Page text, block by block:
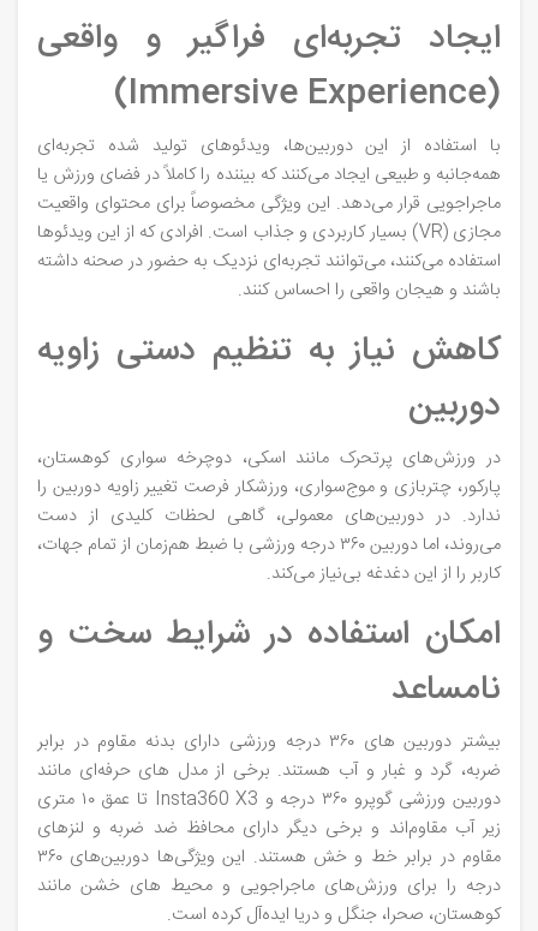
ایجاد تجربه‌ای فراگیر و واقعی
(Immersive Experience)
با استفاده از این دوربین‌ها، ویدئوهای تولید شده تجربه‌ای
همه‌جانبه و طبیعی ایجاد می‌کنند که بیننده را کاملاً در فضای ورزش یا
ماجراجویی قرار می‌دهد. این ویژگی مخصوصاً برای محتوای واقعیت
مجازی (VR) بسیار کاربردی و جذاب است. افرادی که از این ویدئوها
استفاده می‌کنند، می‌توانند تجربه‌ای نزدیک به حضور در صحنه داشته
باشند و هیجان واقعی را احساس کنند.
کاهش نیاز به تنظیم دستی زاویه
دوربین
در ورزش‌های پرتحرک مانند اسکی، دوچرخه‌ سواری کوهستان،
پارکور، چتربازی و موج‌سواری، ورزشکار فرصت تغییر زاویه دوربین را
ندارد. در دوربین‌های معمولی، گاهی لحظات کلیدی از دست
می‌روند، اما دوربین ۳۶۰ درجه ورزشی با ضبط هم‌زمان از تمام جهات،
کاربر را از این دغدغه بی‌نیاز می‌کند.
امکان استفاده در شرایط سخت و
نامساعد
بیشتر دوربین‌ های ۳۶۰ درجه ورزشی دارای بدنه مقاوم در برابر
ضربه، گرد و غبار و آب هستند. برخی از مدل‌ های حرفه‌ای مانند
دوربین ورزشی گوپرو ۳۶۰ درجه و Insta360 X3 تا عمق ۱۰ متری
زیر آب مقاوم‌اند و برخی دیگر دارای محافظ ضد ضربه و لنزهای
مقاوم در برابر خط‌ و خش هستند. این ویژگی‌ها دوربین‌های ۳۶۰
درجه را برای ورزش‌های ماجراجویی و محیط‌ های خشن مانند
کوهستان، صحرا، جنگل و دریا ایده‌آل کرده است.